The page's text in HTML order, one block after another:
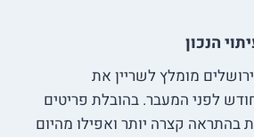
הנכון
מומלץ לשריין את
לפני המעבר. בהובלת פריטים
בהתראה קצרה יותר ואפילו מהיום